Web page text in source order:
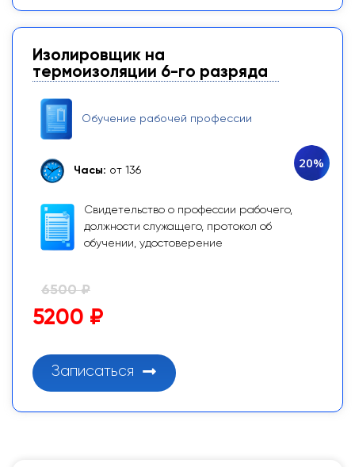
Изолировщик на
термоизоляции 6-го разряда
Обучение рабочей профессии
Часы: от 136
Свидетельство о профессии рабочего,
должности служащего, протокол об
обучении, удостоверение
20%
6500 ₽
5200 ₽
Записаться